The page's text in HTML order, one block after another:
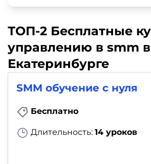
ТОП-2 Бесплатные
управлению в smm в
Екатеринбурге
SMM обучение с нуля
Бесплатно
Длительность: 14 уроков